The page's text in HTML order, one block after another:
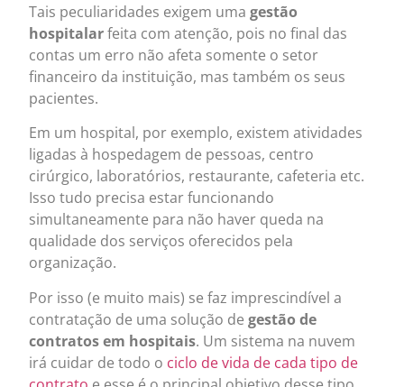
Tais peculiaridades exigem umagestão
hospitalarfeita com atenção, pois no final das
contas um erro não afeta somente o setor
financeiro da instituição, mas também os seus
pacientes.
Em um hospital, por exemplo, existem atividades
ligadas à hospedagem de pessoas, centro
cirúrgico, laboratórios, restaurante, cafeteria etc.
Isso tudo precisa estar funcionando
simultaneamente para não haver queda na
qualidade dos serviços oferecidos pela
organização.
Por isso (e muito mais) se faz imprescindível a
contratação de uma solução degestão de
contratos em hospitais. Um sistema na nuvem
irá cuidar de todo o ciclo de vida de cada tipo de